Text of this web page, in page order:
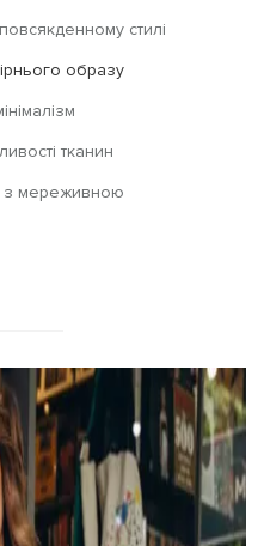
стилі
образу
тканин
з мереживною